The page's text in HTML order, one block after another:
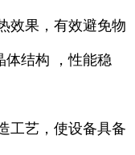
效果，有效避免物
体结构 ，性能稳
工艺，使设备具备